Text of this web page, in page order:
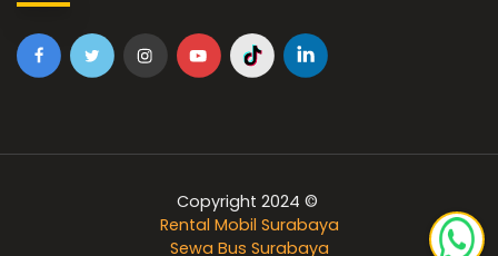
Copyright 2024 ©
Rental Mobil Surabaya
Sewa Bus Surabaya